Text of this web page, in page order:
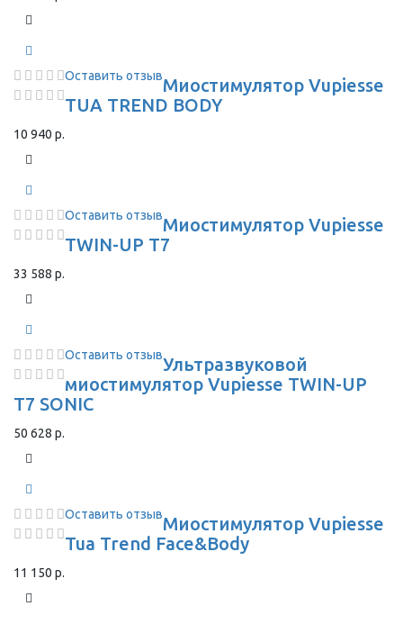
Оставить отзывМиостимулятор Vupiesse
TUA TREND BODY
10 940 р.
Оставить отзывМиостимулятор Vupiesse
TWIN-UP T7
33 588 р.
Оставить отзывУльтразвуковой
миостимулятор Vupiesse TWIN-UP
T7 SONIC
50 628 р.
Оставить отзывМиостимулятор Vupiesse
Tua Trend Face&Body
11 150 р.